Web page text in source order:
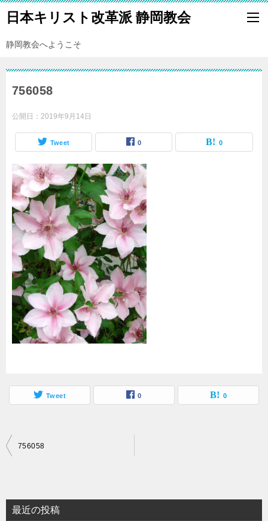
日本キリスト改革派 静岡教会
静岡教会へようこそ
756058
公開日： 2019年9月14日
Tweet 0 0
Tweet 0 0
投
ビ
756058
最近の投稿